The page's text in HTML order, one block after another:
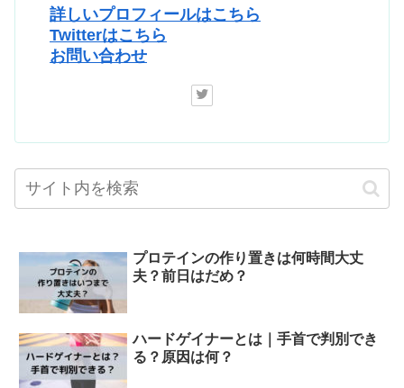
詳しいプロフィールはこちら
Twitterはこちら
お問い合わせ
プロテインの作り置きは何時間大丈
夫？前日はだめ？
ハードゲイナーとは｜手首で判別でき
る？原因は何？